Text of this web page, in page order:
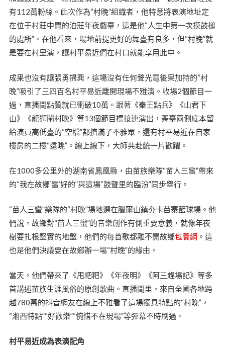
有112萬粉絲。此次作為“村晚”組織者，他特意將表演地址定
在位于村莊中間的泊莊年夜戲臺，這是他“人生中第一次摸鼓槌
的處所”。在他看來，場地前提更好的舞臺有良多，但“村晚”就
是要在村里演，讓村平易近們在村口就能享用此中。
成果也沒有讓張勇掃興，這場沒有任何聲光電後果加持的“村
晚”吸引了三四百名村平易近離開現場不雅演。收場2個節目一
過，直播間點贊就已衝破10萬。跟著《秦王點兵》《山君下
山》《龍獅鬧村晚》等13個節目標接連演出，舞臺兩側底本留
給演員高低臺的“空檔”都擠滿了不雅眾，還有村平易近在自家
樓房的二樓“遠眺”。線上線下，大師共赴統一片歡躍。
在1000多公里外的湖南省鳳凰縣，由苗族樂隊“苗人三蠻”帶來
的“我在故鄉‘蠻’好的”與這場“鼓聲里的臨汾”同步舉行。
“苗人三蠻”樂隊的“村晚”場地選在臘爾山鎮夯卡苗寨籃球場。他
們說，故鄉對“苗人三蠻”的音樂創作有側重要意義，就像年夜
樹要扎根堅實的地盤，他們的每首歌都離不開故鄉包養網 。這
也是他們決議要在故鄉辦一場“村晚”的緣由。
當天，他們帶來了《甩粑粑》《年夜明》《阿三趕場記》等多
首講述苗族生涯風俗的原創歌曲。直播間里，來自全國各地跨
越780萬的抖音網友在線上不雅看了這場獨具特點的“村晚”，
“湘西特點”“好歡樂”“惋惜不在現場”等彈幕不時刷過。
村平易近成為表演配角